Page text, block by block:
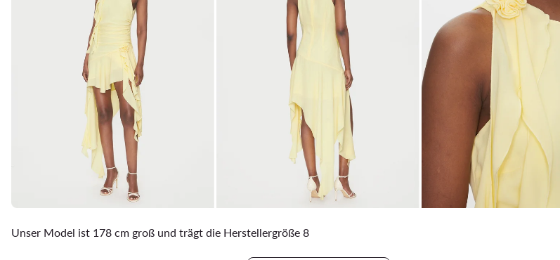
Unser Model ist 178 cm groß und trägt die Herstellergröße 8